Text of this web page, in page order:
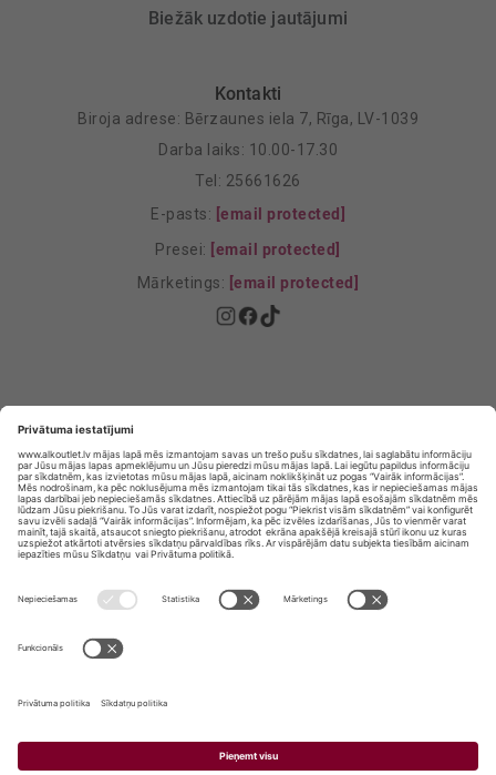
Biežāk uzdotie jautājumi
Kontakti
Biroja adrese: Bērzaunes iela 7, Rīga, LV-1039
Darba laiks: 10.00-17.30
Tel: 25661626
E-pasts: [email protected]
Presei: [email protected]
Mārketings: [email protected]
Privātuma Iestatījumi
E-veikala lietošanas noteikumi
ALKOHOLA PĀRDOŠANA, IEGĀDĀŠANĀS UN
NODOŠANA NEPILNGADĪGĀM PERSONĀM IR